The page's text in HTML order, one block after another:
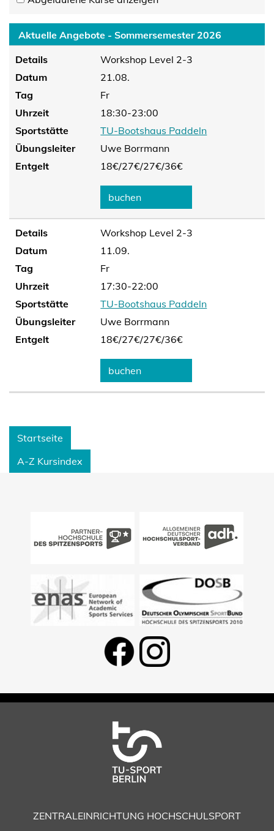
Aktuelle Angebote - Sommersemester 2026
Details
Workshop Level 2-3
Datum
21.08.
Tag
Fr
Uhrzeit
18:30-23:00
Sportstätte
TU-Bootshaus Paddeln
Übungsleiter
Uwe Borrmann
Entgelt
18€/27€/27€/36€
buchen
Details
Workshop Level 2-3
Datum
11.09.
Tag
Fr
Uhrzeit
17:30-22:00
Sportstätte
TU-Bootshaus Paddeln
Übungsleiter
Uwe Borrmann
Entgelt
18€/27€/27€/36€
buchen
Startseite
A-Z Kursindex
ZENTRALEINRICHTUNG HOCHSCHULSPORT